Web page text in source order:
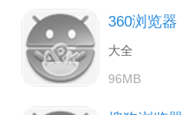
360浏览器
大全
96MB